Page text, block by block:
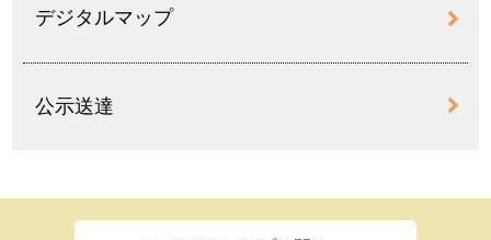
デジタルマップ
公示送達